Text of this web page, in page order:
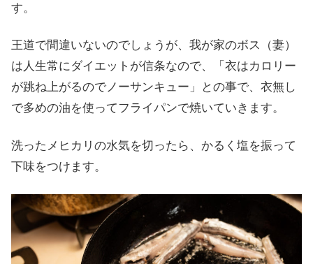
す。
王道で間違いないのでしょうが、我が家のボス（妻）
は人生常にダイエットが信条なので、「衣はカロリー
が跳ね上がるのでノーサンキュー」との事で、衣無し
で多めの油を使ってフライパンで焼いていきます。
洗ったメヒカリの水気を切ったら、かるく塩を振って
下味をつけます。